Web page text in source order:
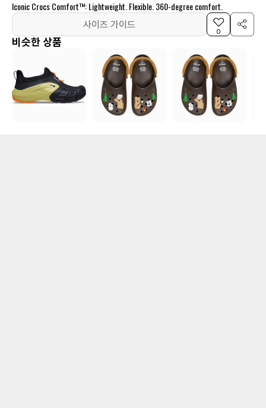
Iconic Crocs Comfort™: Lightweight. Flexible. 360-degree comfort.
사이즈 가이드
0
비슷한 상품